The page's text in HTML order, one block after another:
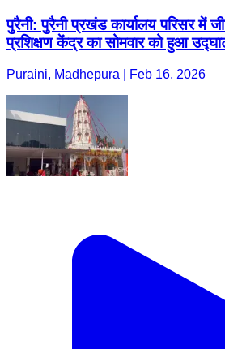
पुरैनी: पुरैनी प्रखंड कार्यालय परिसर में
प्रशिक्षण केंद्र का सोमवार को हुआ
Puraini, Madhepura | Feb 16, 2026